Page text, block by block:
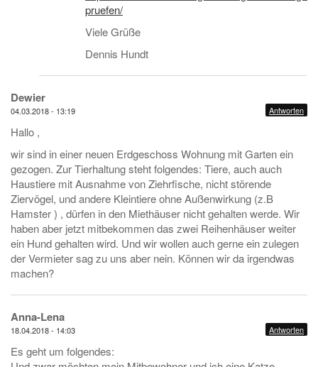
pruefen/
Viele Grüße
Dennis Hundt
Dewier
04.03.2018 - 13:19 Antworten
Hallo ,
wir sind in einer neuen Erdgeschoss Wohnung mit Garten ein
gezogen. Zur Tierhaltung steht folgendes: Tiere, auch auch
Haustiere mit Ausnahme von Ziehrfische, nicht störende
Ziervögel, und andere Kleintiere ohne Außenwirkung (z.B
Hamster ) , dürfen in den Miethäuser nicht gehalten werde. Wir
haben aber jetzt mitbekommen das zwei Reihenhäuser weiter
ein Hund gehalten wird. Und wir wollen auch gerne ein zulegen
der Vermieter sag zu uns aber nein. Können wir da irgendwas
machen?
Anna-Lena
18.04.2018 - 14:03 Antworten
Es geht um folgendes: